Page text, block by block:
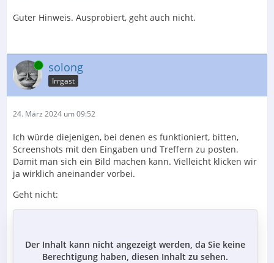
Guter Hinweis. Ausprobiert, geht auch nicht.
Online solong
Irrgast
24. März 2024 um 09:52
Ich würde diejenigen, bei denen es funktioniert, bitten,
Screenshots mit den Eingaben und Treffern zu posten.
Damit man sich ein Bild machen kann. Vielleicht klicken wir
ja wirklich aneinander vorbei.
Geht nicht:
Der Inhalt kann nicht angezeigt werden, da Sie keine
Berechtigung haben, diesen Inhalt zu sehen.